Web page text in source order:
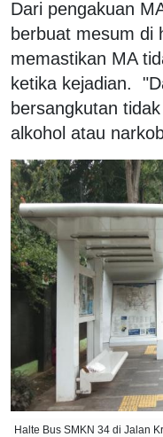
Dari pengakuan
berbuat mesum di
memastikan MA
ketika kejadian.
bersangkutan
alkohol atau
Halte Bus SMKN 34 di Jalan